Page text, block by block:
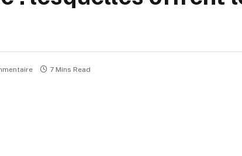
7 Mins Read